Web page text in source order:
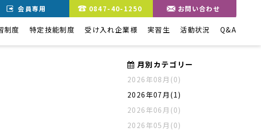
制度 特定技能制度 受け入れ企業様 実習生 活動状況 Q&A
会員専用 0847-40-1250 お問い合わせ
月別カテゴリー
2026年08月(0)
2026年07月(1)
2026年06月(0)
2026年05月(0)